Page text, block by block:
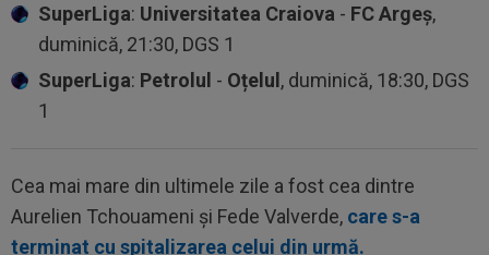
SuperLiga: Universitatea Craiova - FC Argeș,
duminică, 21:30, DGS 1
SuperLiga: Petrolul - Oțelul, duminică, 18:30, DGS
1
Cea mai mare din ultimele zile a fost cea dintre
Aurelien Tchouameni și Fede Valverde, care s-a
terminat cu spitalizarea celui din urmă.